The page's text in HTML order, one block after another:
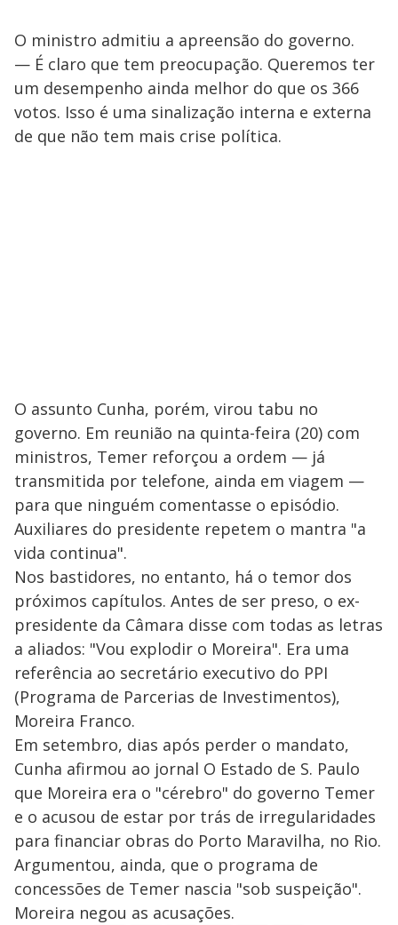
O ministro admitiu a apreensão do governo.
— É claro que tem preocupação. Queremos ter
um desempenho ainda melhor do que os 366
votos. Isso é uma sinalização interna e externa
de que não tem mais crise política.
O assunto Cunha, porém, virou tabu no
governo. Em reunião na quinta-feira (20) com
ministros, Temer reforçou a ordem — já
transmitida por telefone, ainda em viagem —
para que ninguém comentasse o episódio.
Auxiliares do presidente repetem o mantra "a
vida continua".
Nos bastidores, no entanto, há o temor dos
próximos capítulos. Antes de ser preso, o ex-
presidente da Câmara disse com todas as letras
a aliados: "Vou explodir o Moreira". Era uma
referência ao secretário executivo do PPI
(Programa de Parcerias de Investimentos),
Moreira Franco.
Em setembro, dias após perder o mandato,
Cunha afirmou ao jornal O Estado de S. Paulo
que Moreira era o "cérebro" do governo Temer
e o acusou de estar por trás de irregularidades
para financiar obras do Porto Maravilha, no Rio.
Argumentou, ainda, que o programa de
concessões de Temer nascia "sob suspeição".
Moreira negou as acusações.